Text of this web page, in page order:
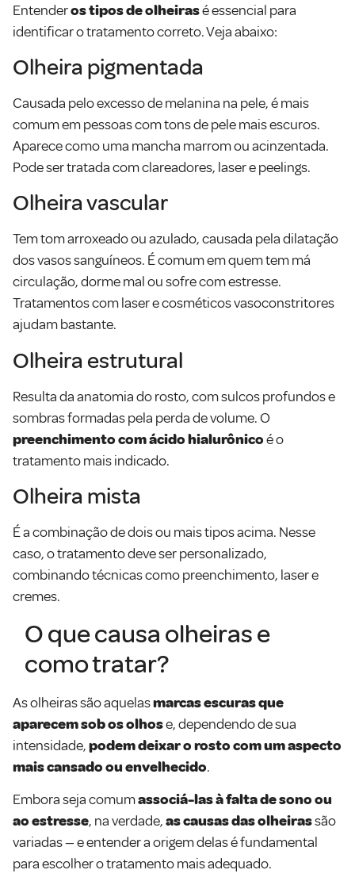
Entenderos tipos de olheirasé essencial para
identificar o tratamento correto. Veja abaixo:
Olheira pigmentada
Causada pelo excesso de melanina na pele, é mais
comum em pessoas com tons de pele mais escuros.
Aparece como uma mancha marrom ou acinzentada.
Pode ser tratada com clareadores, laser e peelings.
Olheira vascular
Tem tom arroxeado ou azulado, causada pela dilatação
dos vasos sanguíneos. É comum em quem tem má
circulação, dorme mal ou sofre com estresse.
Tratamentos com laser e cosméticos vasoconstritores
ajudam bastante.
Olheira estrutural
Resulta da anatomia do rosto, com sulcos profundos e
sombras formadas pela perda de volume. O
preenchimento com ácido hialurônicoé o
tratamento mais indicado.
Olheira mista
É a combinação de dois ou mais tipos acima. Nesse
caso, o tratamento deve ser personalizado,
combinando técnicas como preenchimento, laser e
cremes.
O que causa olheiras e
como tratar?
As olheiras são aquelasmarcas escuras que
aparecem sob os olhose, dependendo de sua
intensidade,podem deixar o rosto com um aspecto
mais cansado ou envelhecido.
Embora seja comumassociá-las à falta de sono ou
ao estresse, na verdade,as causas das olheirassão
variadas — e entender a origem delas é fundamental
para escolher o tratamento mais adequado.